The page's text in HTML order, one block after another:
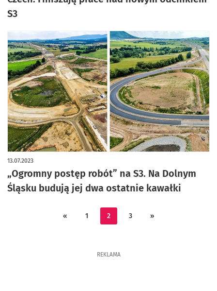
S3
„Ogromny postęp robót” na S3. Na Dolnym
Śląsku budują jej dwa ostatnie kawałki
13.07.2023
« 1 2 3 »
REKLAMA